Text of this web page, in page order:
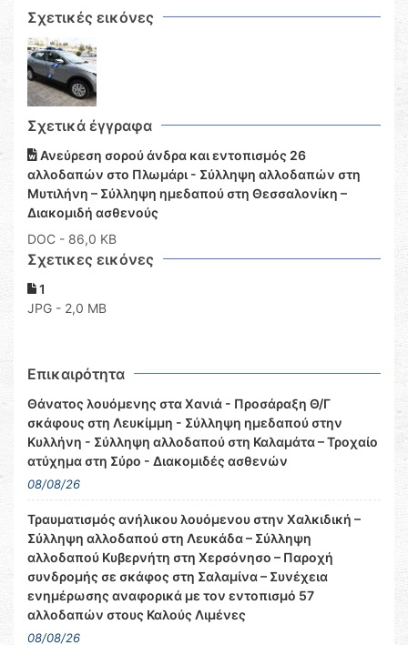
Σχετικές εικόνες
Σχετικά έγγραφα
Ανεύρεση σορού άνδρα και εντοπισμός 26
αλλοδαπών στο Πλωμάρι - Σύλληψη αλλοδαπών στη
Μυτιλήνη – Σύλληψη ημεδαπού στη Θεσσαλονίκη –
Διακομιδή ασθενούς
DOC - 86,0 KB
Σχετικες εικόνες
1
JPG - 2,0 MB
Επικαιρότητα
Θάνατος λουόμενης στα Χανιά - Προσάραξη Θ/Γ
σκάφους στη Λευκίμμη - Σύλληψη ημεδαπού στην
Κυλλήνη - Σύλληψη αλλοδαπού στη Καλαμάτα – Τροχαίο
ατύχημα στη Σύρο - Διακομιδές ασθενών
08/08/26
Τραυματισμός ανήλικου λουόμενου στην Χαλκιδική –
Σύλληψη αλλοδαπού στη Λευκάδα – Σύλληψη
αλλοδαπού Κυβερνήτη στη Χερσόνησο – Παροχή
συνδρομής σε σκάφος στη Σαλαμίνα – Συνέχεια
ενημέρωσης αναφορικά με τον εντοπισμό 57
αλλοδαπών στους Καλούς Λιμένες
08/08/26